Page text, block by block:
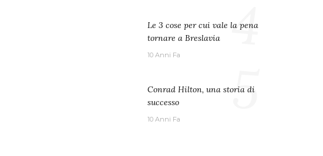
Le 3 cose per cui vale la pena
tornare a Breslavia
10 Anni Fa 4
Conrad Hilton, una storia di
successo
10 Anni Fa 5